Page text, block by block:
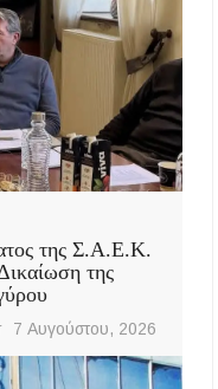
της Σ.Α.Ε.Κ.
της
7 Αυγούστου, 2026